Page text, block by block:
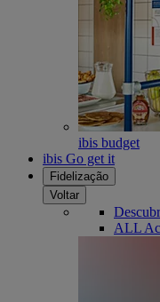
ibis budget
ibis Go get it
Fidelização
Voltar
ALL